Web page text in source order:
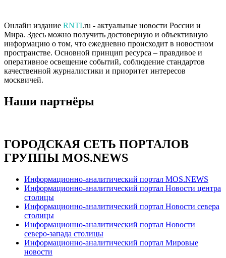
Онлайн издание RNTI.ru - актуальные новости России и
Мира. Здесь можно получить достоверную и объективную
информацию о том, что ежедневно происходит в новостном
пространстве. Основной принцип ресурса – правдивое и
оперативное освещение событий, соблюдение стандартов
качественной журналистики и приоритет интересов
москвичей.
Наши партнёры
ГОРОДСКАЯ СЕТЬ ПОРТАЛОВ
ГРУППЫ MOS.NEWS
Информационно-аналитический портал MOS.NEWS
Информационно-аналитический портал Новости центра
столицы
Информационно-аналитический портал Новости севера
столицы
Информационно-аналитический портал Новости
северо-запада столицы
Информационно-аналитический портал Мировые
новости